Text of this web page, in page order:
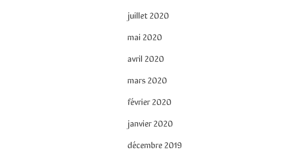
juillet 2020
mai 2020
avril 2020
mars 2020
février 2020
janvier 2020
décembre 2019